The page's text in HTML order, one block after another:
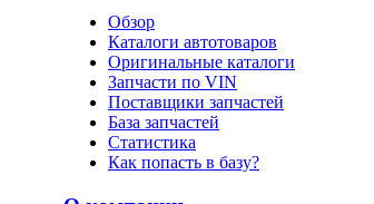
Обзор
Каталоги автотоваров
Оригинальные каталоги
Запчасти по VIN
Поставщики запчастей
База запчастей
Статистика
Как попасть в базу?